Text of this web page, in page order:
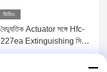
ভিডিও
বৈদ্যুতিক Actuator সঙ্গে Hfc-
227ea Extinguishing সিস্টেম
ঝুলন্ত